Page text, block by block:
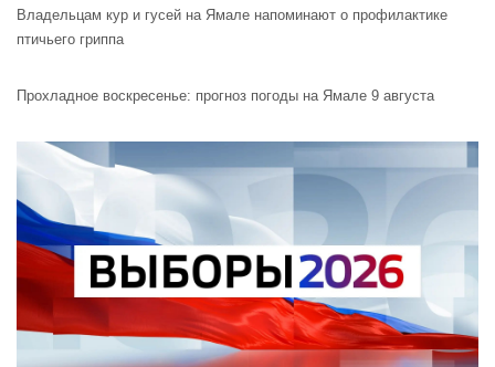
Владельцам кур и гусей на Ямале напоминают o профилактике
птичьего гриппа
Прохладное воскресенье: прогноз погоды на Ямале 9 августа